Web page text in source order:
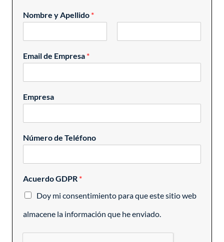
Nombre y Apellido *
i
rEmail de Empresa *
Empresa
Número de Teléfono
Acuerdo GDPR *
Doy mi consentimiento para que este sitio web
almacene la información que he enviado.